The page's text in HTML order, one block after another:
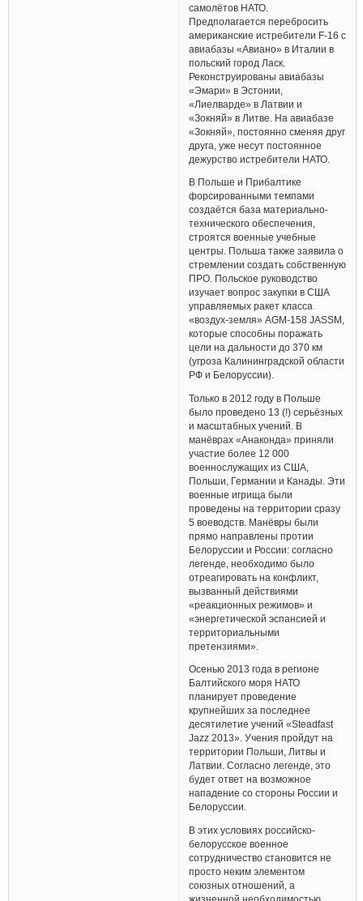
самолётов НАТО.
Предполагается перебросить
американские истребители F-16 с
авиабазы «Авиано» в Италии в
польский город Ласк.
Реконструированы авиабазы
«Эмари» в Эстонии,
«Лиелварде» в Латвии и
«Зокняй» в Литве. На авиабазе
«Зокняй», постоянно сменяя друг
друга, уже несут постоянное
дежурство истребители НАТО.
В Польше и Прибалтике
форсированными темпами
создаётся база материально-
технического обеспечения,
строятся военные учебные
центры. Польша также заявила о
стремлении создать собственную
ПРО. Польское руководство
изучает вопрос закупки в США
управляемых ракет класса
«воздух-земля» AGM-158 JASSM,
которые способны поражать
цели на дальности до 370 км
(угроза Калининградской области
РФ и Белоруссии).
Только в 2012 году в Польше
было проведено 13 (!) серьёзных
и масштабных учений. В
манёврах «Анаконда» приняли
участие более 12 000
военнослужащих из США,
Польши, Германии и Канады. Эти
военные игрища были
проведены на территории сразу
5 воеводств. Манёвры были
прямо направлены протии
Белоруссии и России: согласно
легенде, необходимо было
отреагировать на конфликт,
вызванный действиями
«реакционных режимов» и
«энергетической эспансией и
территориальными
претензиями».
Осенью 2013 года в регионе
Балтийского моря НАТО
планирует проведение
крупнейших за последнее
десятилетие учений «Steadfast
Jazz 2013». Учения пройдут на
территории Польши, Литвы и
Латвии. Согласно легенде, это
будет ответ на возможное
нападение со стороны России и
Белоруссии.
В этих условиях российско-
белорусское военное
сотрудничество становится не
просто неким элементом
союзных отношений, а